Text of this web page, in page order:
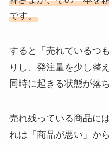
です。
すると「売れているつ
りし、発注量を少し整
同時に起きる状態が落
売れ残っている商品に
れは「商品が悪い」か